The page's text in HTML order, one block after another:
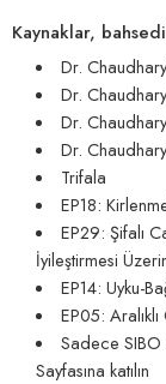
Kaynaklar,
Dr.
Dr.
Dr.
Dr.
Trifala
EP18:
EP29: Şifalı
İyileştirmesi
EP14: Uyku-
EP05:
Sadece
Sayfasına katılın